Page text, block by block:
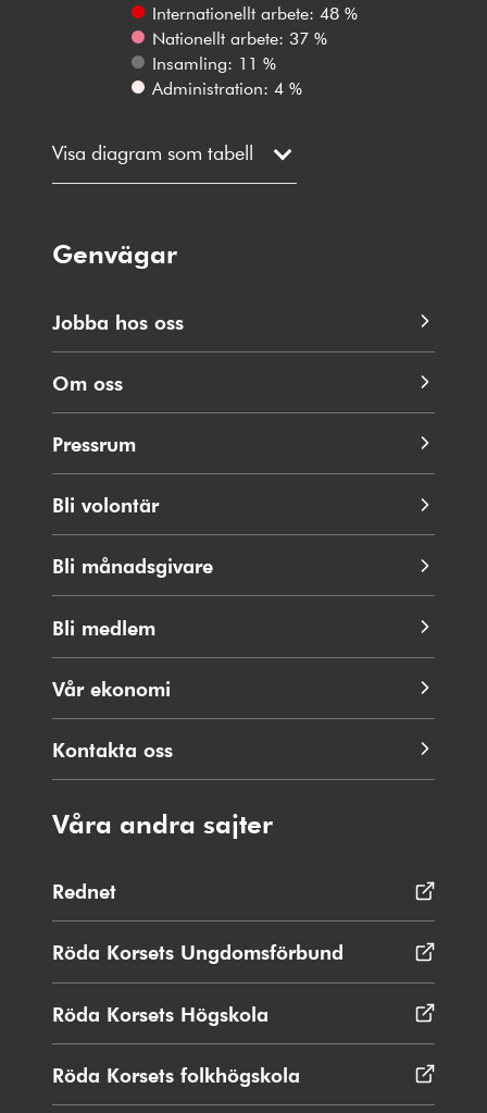
Internationellt arbete: 48 %
Nationellt arbete: 37 %
Insamling: 11 %
Administration: 4 %
Visa diagram som tabell
Genvägar
Jobba hos oss
Om oss
Pressrum
Bli volontär
Bli månadsgivare
Bli medlem
Vår ekonomi
Kontakta oss
Våra andra sajter
Rednet
i
nytt
fönster
Röda Korsets Ungdomsförbund Öppnas
i
Röda Korsets Högskola
i
nytt
fönster
Röda Korsets folkhögskola
i